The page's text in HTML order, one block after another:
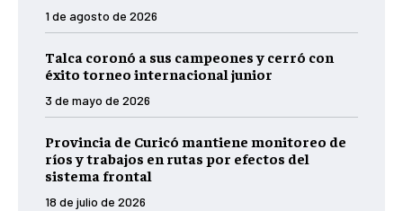
1 de agosto de 2026
Talca coronó a sus campeones y cerró con
éxito torneo internacional junior
3 de mayo de 2026
Provincia de Curicó mantiene monitoreo de
ríos y trabajos en rutas por efectos del
sistema frontal
18 de julio de 2026